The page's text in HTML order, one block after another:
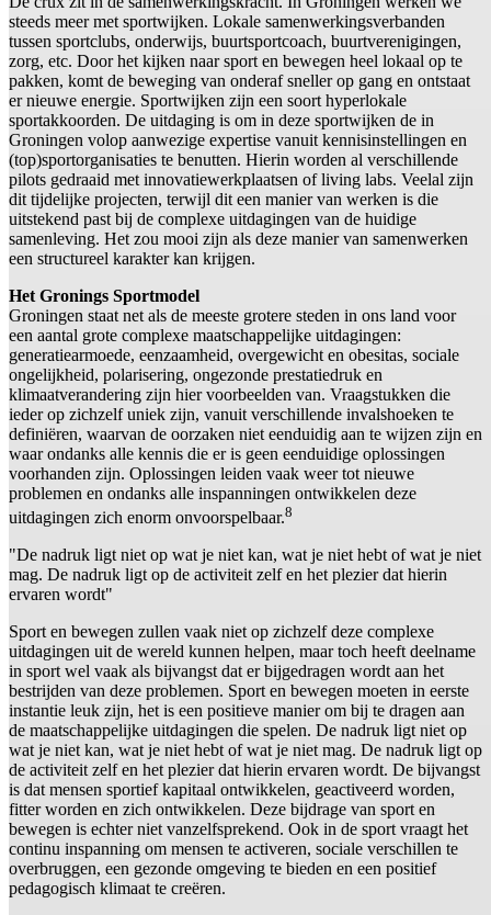
steeds meer met sportwijken. Lokale samenwerkingsverbanden
tussen sportclubs, onderwijs, buurtsportcoach, buurtverenigingen,
zorg, etc. Door het kijken naar sport en bewegen heel lokaal op te
pakken, komt de beweging van onderaf sneller op gang en ontstaat
er nieuwe energie. Sportwijken zijn een soort hyperlokale
sportakkoorden. De uitdaging is om in deze sportwijken de in
Groningen volop aanwezige expertise vanuit kennisinstellingen en
(top)sportorganisaties te benutten. Hierin worden al verschillende
pilots gedraaid met innovatiewerkplaatsen of living labs. Veelal zijn
dit tijdelijke projecten, terwijl dit een manier van werken is die
uitstekend past bij de complexe uitdagingen van de huidige
samenleving. Het zou mooi zijn als deze manier van samenwerken
een structureel karakter kan krijgen.
Het Gronings Sportmodel
Groningen staat net als de meeste grotere steden in ons land voor
een aantal grote complexe maatschappelijke uitdagingen:
generatiearmoede, eenzaamheid, overgewicht en obesitas, sociale
ongelijkheid, polarisering, ongezonde prestatiedruk en
klimaatverandering zijn hier voorbeelden van. Vraagstukken die
ieder op zichzelf uniek zijn, vanuit verschillende invalshoeken te
definiëren, waarvan de oorzaken niet eenduidig aan te wijzen zijn en
waar ondanks alle kennis die er is geen eenduidige oplossingen
voorhanden zijn. Oplossingen leiden vaak weer tot nieuwe
problemen en ondanks alle inspanningen ontwikkelen deze
uitdagingen zich enorm onvoorspelbaar.8
"De nadruk ligt niet op wat je niet kan, wat je niet hebt of wat je niet
mag. De nadruk ligt op de activiteit zelf en het plezier dat hierin
ervaren wordt"
Sport en bewegen zullen vaak niet op zichzelf deze complexe
uitdagingen uit de wereld kunnen helpen, maar toch heeft deelname
in sport wel vaak als bijvangst dat er bijgedragen wordt aan het
bestrijden van deze problemen. Sport en bewegen moeten in eerste
instantie leuk zijn, het is een positieve manier om bij te dragen aan
de maatschappelijke uitdagingen die spelen. De nadruk ligt niet op
wat je niet kan, wat je niet hebt of wat je niet mag. De nadruk ligt op
de activiteit zelf en het plezier dat hierin ervaren wordt. De bijvangst
is dat mensen sportief kapitaal ontwikkelen, geactiveerd worden,
fitter worden en zich ontwikkelen. Deze bijdrage van sport en
bewegen is echter niet vanzelfsprekend. Ook in de sport vraagt het
continu inspanning om mensen te activeren, sociale verschillen te
overbruggen, een gezonde omgeving te bieden en een positief
pedagogisch klimaat te creëren.